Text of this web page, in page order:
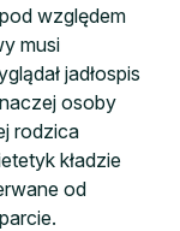
względem
musi
jadłospis
osoby
rodzica
kładzie
od